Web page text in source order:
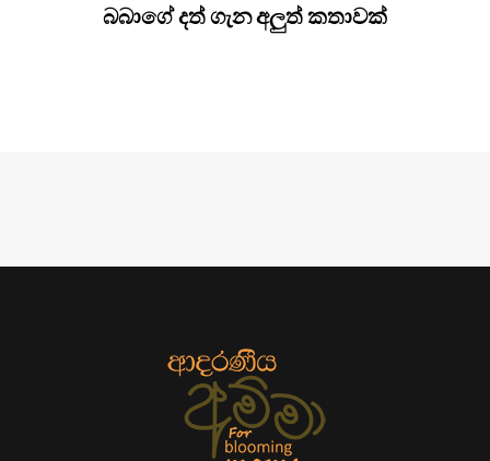
බබාගේ දත් ගැන අලුත් කතාවක්